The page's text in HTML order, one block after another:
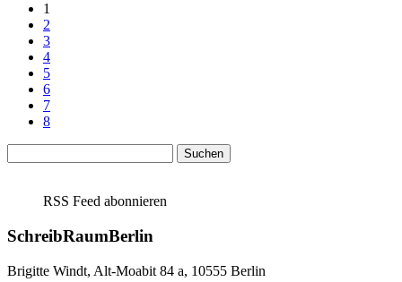
1
2
3
4
5
6
7
8
nach:
RSS Feed abonnieren
SchreibRaumBerlin
Brigitte Windt, Alt-Moabit 84 a, 10555 Berlin